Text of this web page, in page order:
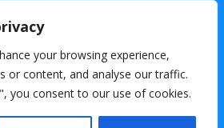
your browsing experience,
or content, and analyse our traffic.
you consent to our use of cookies.